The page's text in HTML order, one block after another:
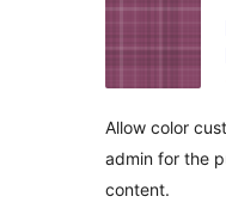
Allow color
admin for the
content.